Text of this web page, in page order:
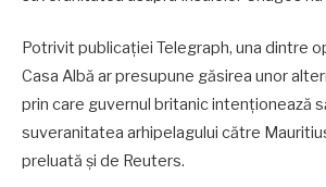
Potrivit publicației Telegraph, una dintre
Casa Albă ar presupune găsirea unor
prin care guvernul britanic intenționează
suveranitatea arhipelagului către
preluată și de Reuters.